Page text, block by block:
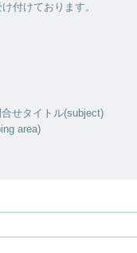
付けております。
せタイトル(subject)
area)